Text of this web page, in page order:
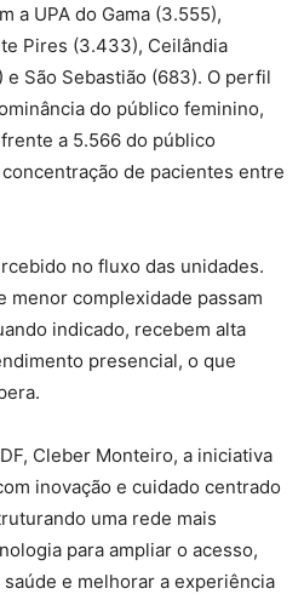
a UPA do Gama (3.555),
Pires (3.433), Ceilândia
e São Sebastião (683). O perfil
do público feminino,
a 5.566 do público
de pacientes entre
no fluxo das unidades.
menor complexidade passam
indicado, recebem alta
presencial, o que
Cleber Monteiro, a iniciativa
inovação e cuidado centrado
uma rede mais
para ampliar o acesso,
e melhorar a experiência